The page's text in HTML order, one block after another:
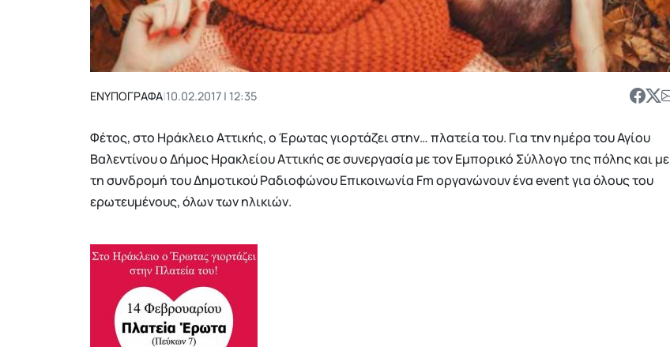
ΕΝΥΠΟΓΡΑΦΑ|10.02.2017 | 12:35
Φέτος, στο Ηράκλειο Αττικής, ο Έρωτας γιορτάζει στην… πλατεία του. Για την ημέρα του Αγίου
Βαλεντίνου ο Δήμος Ηρακλείου Αττικής σε συνεργασία με τον Εμπορικό Σύλλογο της πόλης και με
τη συνδρομή του Δημοτικού Ραδιοφώνου Επικοινωνία Fm οργανώνουν ένα event για όλους του
ερωτευμένους, όλων των ηλικιών.